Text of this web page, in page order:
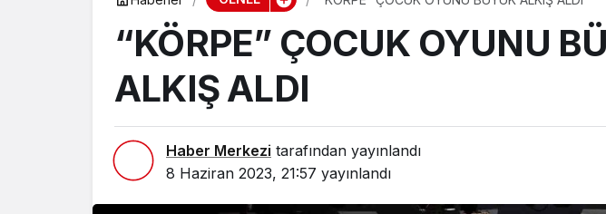
“KÖRPE” ÇOCUK OYUNU
ALKIŞ ALDI
Haber Merkezi tarafından yayınlandı
8 Haziran 2023, 21:57 yayınlandı